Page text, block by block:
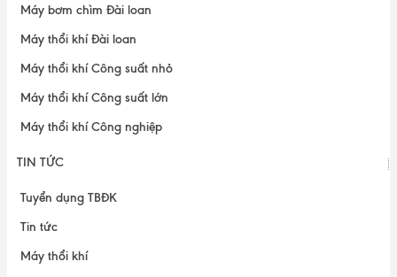
Máy bơm chìm Đài loan
Máy thổi khí Đài loan
Máy thổi khí Công suất nhỏ
Máy thổi khí Công suất lớn
Máy thổi khí Công nghiệp
TIN TỨC
Tuyển dụng TBĐK
Tin tức
Máy thổi khí